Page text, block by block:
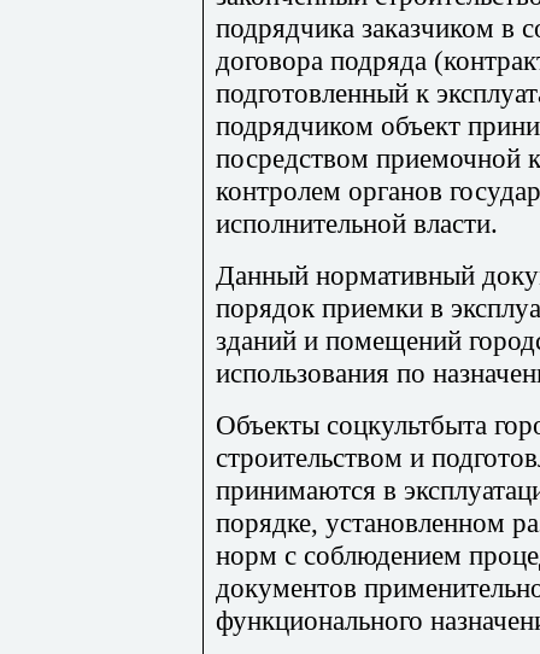
подрядчика заказчиком в
договора подряда
подготовленный к
подрядчиком объект
посредством приемочной
контролем органов
исполнительной власти.
Данный нормативный
порядок приемки в
зданий и помещений
использования по
Объекты соцкультбыта
строительством и
принимаются в
порядке, установленном
норм с соблюдением
документов
функционального